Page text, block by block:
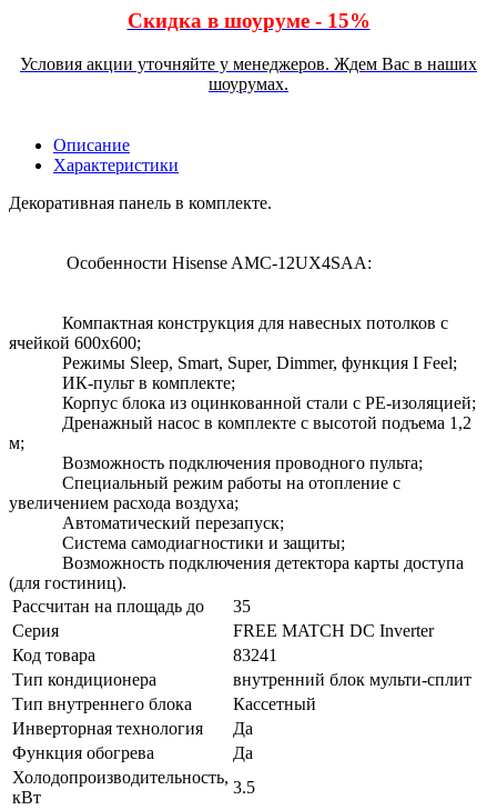
Скидка в шоуруме - 15%
Условия акции уточняйте у менеджеров. Ждем Вас в наших
шоурумах.
Описание
Характеристики
Декоративная панель в комплекте.
Особенности Hisense AMC-12UX4SAA:
Компактная конструкция для навесных потолков с
ячейкой 600х600;
Режимы Sleep, Smart, Super, Dimmer, функция I Feel;
ИК-пульт в комплекте;
Корпус блока из оцинкованной стали с PE-изоляцией;
Дренажный насос в комплекте с высотой подъема 1,2
м;
Возможность подключения проводного пульта;
Специальный режим работы на отопление с
увеличением расхода воздуха;
Автоматический перезапуск;
Система самодиагностики и защиты;
Возможность подключения детектора карты доступа
(для гостиниц).
Рассчитан на площадь до
35
Серия
FREE MATCH DC Inverter
Код товара
83241
Тип кондиционера
внутренний блок мульти-сплит
Тип внутреннего блока
Кассетный
Инверторная технология
Да
Функция обогрева
Да
Холодопроизводительность,
кВт
3.5